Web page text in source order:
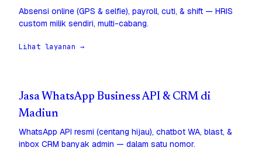
Absensi online (GPS & selfie), payroll, cuti, & shift — HRIS
custom milik sendiri, multi-cabang.
Lihat layanan →
Jasa WhatsApp Business API & CRM di
Madiun
WhatsApp API resmi (centang hijau), chatbot WA, blast, &
inbox CRM banyak admin — dalam satu nomor.